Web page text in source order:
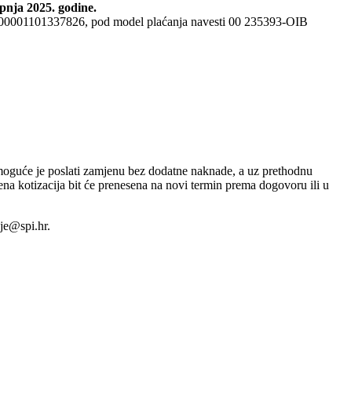
2025. godine.
pod model plaćanja navesti 00 235393-OIB
je poslati zamjenu bez dodatne naknade, a uz prethodnu
kotizacija bit će prenesena na novi termin prema dogovoru ili u